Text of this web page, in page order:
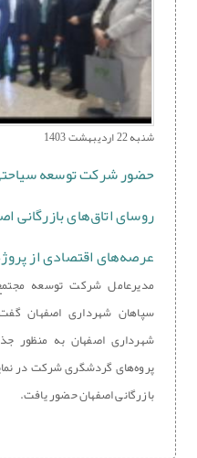
شنبه 22 اردیبهشت 1403
حضور شرکت توسعه سیاحتی
روسای اتاق‌های بازرگانی
عرصه‌های اقتصادی از
مدیرعامل شرکت توسعه
سپاهان شهرداری اصفهان
شهرداری اصفهان به منظور
پروه‌های گردشگری شرکت در
بازرگانی اصفهان حضور یافت.